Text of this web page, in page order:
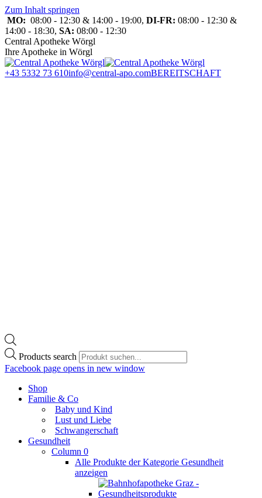
Zum Inhalt springen
MO: 08:00 - 12:30 & 14:00 - 19:00, DI-FR: 08:00 - 12:30 &
14:00 - 18:30, SA: 08:00 - 12:30
Central Apotheke Wörgl
Ihre Apotheke in Wörgl
+43 5332 73 610info@central-apo.comBEREITSCHAFT
Products search
Facebook page opens in new window
Shop
Familie & Co
Baby und Kind
Lust und Liebe
Schwangerschaft
Gesundheit
Column 0
Alle Produkte der Kategorie Gesundheit
anzeigen